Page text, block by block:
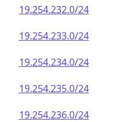
19.254.232.0/24
19.254.233.0/24
19.254.234.0/24
19.254.235.0/24
19.254.236.0/24